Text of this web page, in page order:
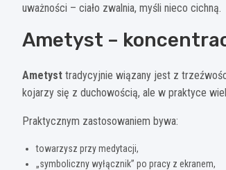
uważności – ciało zwalnia, myśli nieco cichną.
Ametyst –
Ametyst tradycyjnie wiązany jest z
kojarzy się z duchowością, ale w praktyce
Praktycznym zastosowaniem bywa:
towarzysz przy medytacji,
„symboliczny wyłącznik” po pracy z ekranem,